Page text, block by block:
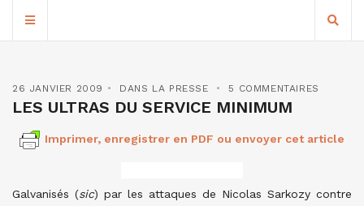
26 JANVIER 2009 DANS LA PRESSE 5 COMMENTAIRES
LES ULTRAS DU SERVICE MINIMUM
Imprimer, enregistrer en PDF ou envoyer cet article
Galvanisés (sic) par les attaques de Nicolas Sarkozy contre